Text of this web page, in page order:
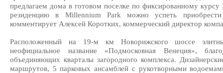
предлагаем дома в готовом поселке по фиксированному
резиденцию в Millennium Park можно успеть
комментирует Алексей Коротких, коммерческий директор
Расположенный на 19-м км Новорижского шоссе
неофициальное название «Подмосковная Венеция»,
объединяющих кварталы загородного комплекса.
маршрутов, 5 парковых ансамблей с рукотворными